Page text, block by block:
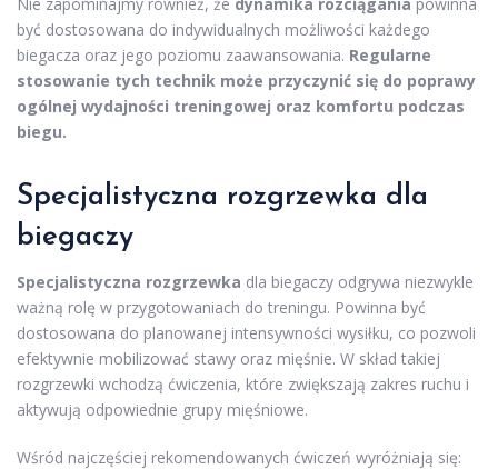
być dostosowana do indywidualnych możliwości każdego
biegacza oraz jego poziomu zaawansowania. Regularne
stosowanie tych technik może przyczynić się do poprawy
ogólnej wydajności treningowej oraz komfortu podczas
biegu.
Specjalistyczna rozgrzewka dla
biegaczy
Specjalistyczna rozgrzewka dla biegaczy odgrywa niezwykle
ważną rolę w przygotowaniach do treningu. Powinna być
dostosowana do planowanej intensywności wysiłku, co pozwoli
efektywnie mobilizować stawy oraz mięśnie. W skład takiej
rozgrzewki wchodzą ćwiczenia, które zwiększają zakres ruchu i
aktywują odpowiednie grupy mięśniowe.
Wśród najczęściej rekomendowanych ćwiczeń wyróżniają się: